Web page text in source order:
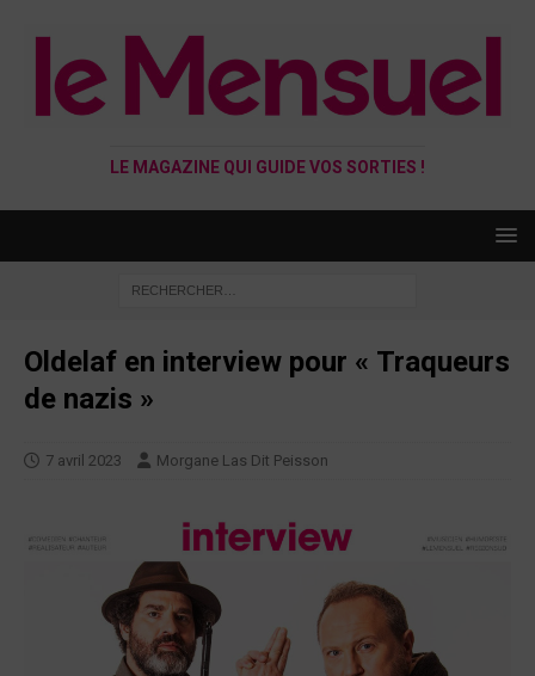
LE MAGAZINE QUI GUIDE VOS SORTIES !
Oldelaf en interview pour « Traqueurs
de nazis »
7 avril 2023 Morgane Las Dit Peisson